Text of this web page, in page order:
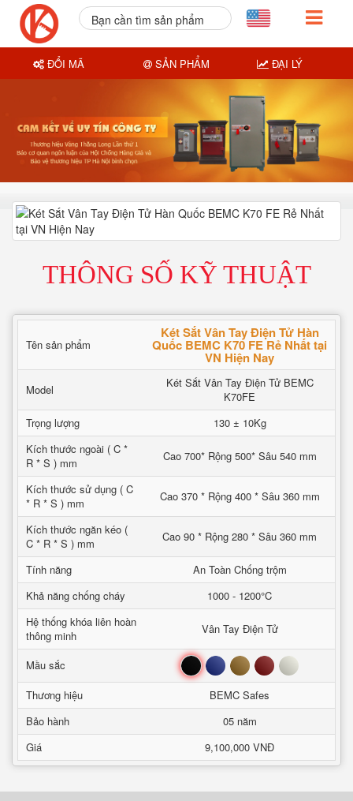
THÔNG SỐ KỸ THUẬT
Tên sản phẩm
Két Sắt Vân Tay Điện Tử Hàn
Quốc BEMC K70 FE Rẻ Nhất tại
VN Hiện Nay
Model
Két Sắt Vân Tay Điện Tử BEMC
K70FE
Trọng lượng
130 ± 10Kg
Kích thước ngoài ( C *
R * S ) mm
Cao 700* Rộng 500* Sâu 540 mm
Kích thước sử dụng ( C
* R * S ) mm
Cao 370 * Rộng 400 * Sâu 360 mm
Kích thước ngăn kéo (
C * R * S ) mm
Cao 90 * Rộng 280 * Sâu 360 mm
Tính năng
An Toàn Chống trộm
Khả năng chống cháy
1000 - 1200°C
Hệ thống khóa liên hoàn
thông minh
Vân Tay Điện Tử
Mầu sắc Đen Xanh Nâu Đỏ Trắng
Thương hiệu
BEMC Safes
Bảo hành
05 năm
Giá
9,100,000 VNĐ
Bạn cần tìm sản phẩm
ĐỔI MÃ SẢN PHẨM ĐẠI LÝ